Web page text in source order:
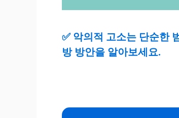
✅ 악의적 고소는 단순한
방 방안을 알아보세요.